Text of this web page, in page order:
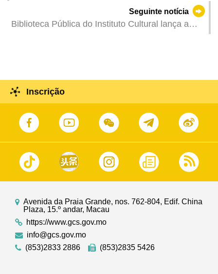
Macau adiadas devido ao tempoSeguinte notícia
Biblioteca Pública do Instituto Cultural lança a
Inscrição
Avenida da Praia Grande, nos. 762-804, Edif. China
Plaza, 15.º andar, Macau
https://www.gcs.gov.mo
info@gcs.gov.mo
(853)2833 2886
(853)2835 5426